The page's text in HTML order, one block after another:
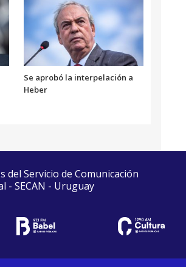
Se aprobó la interpelación a
Heber
del Servicio de Comunicación
- SECAN - Uruguay